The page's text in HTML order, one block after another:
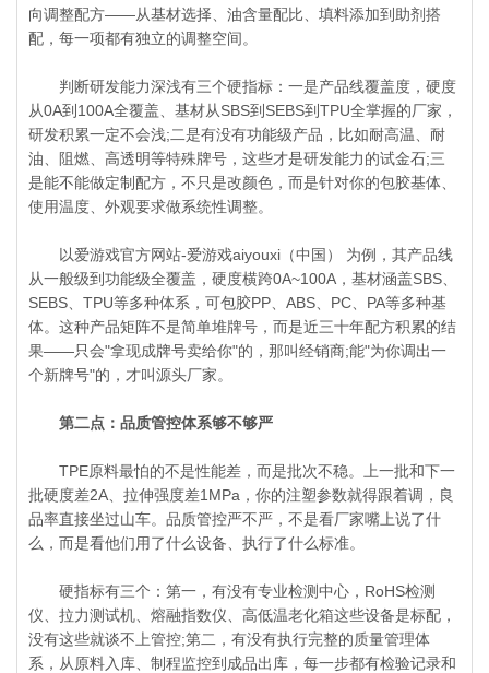
向调整配方——从基材选择、油含量配比、填料添加到助剂搭
配，每一项都有独立的调整空间。
判断研发能力深浅有三个硬指标：一是产品线覆盖度，硬度
从0A到100A全覆盖、基材从SBS到SEBS到TPU全掌握的厂家，
研发积累一定不会浅;二是有没有功能级产品，比如耐高温、耐
油、阻燃、高透明等特殊牌号，这些才是研发能力的试金石;三
是能不能做定制配方，不只是改颜色，而是针对你的包胶基体、
使用温度、外观要求做系统性调整。
以爱游戏官方网站-爱游戏aiyouxi（中国） 为例，其产品线
从一般级到功能级全覆盖，硬度横跨0A~100A，基材涵盖SBS、
SEBS、TPU等多种体系，可包胶PP、ABS、PC、PA等多种基
体。这种产品矩阵不是简单堆牌号，而是近三十年配方积累的结
果——只会"拿现成牌号卖给你"的，那叫经销商;能"为你调出一
个新牌号"的，才叫源头厂家。
第二点：品质管控体系够不够严
TPE原料最怕的不是性能差，而是批次不稳。上一批和下一
批硬度差2A、拉伸强度差1MPa，你的注塑参数就得跟着调，良
品率直接坐过山车。品质管控严不严，不是看厂家嘴上说了什
么，而是看他们用了什么设备、执行了什么标准。
硬指标有三个：第一，有没有专业检测中心，RoHS检测
仪、拉力测试机、熔融指数仪、高低温老化箱这些设备是标配，
没有这些就谈不上管控;第二，有没有执行完整的质量管理体
系，从原料入库、制程监控到成品出库，每一步都有检验记录和